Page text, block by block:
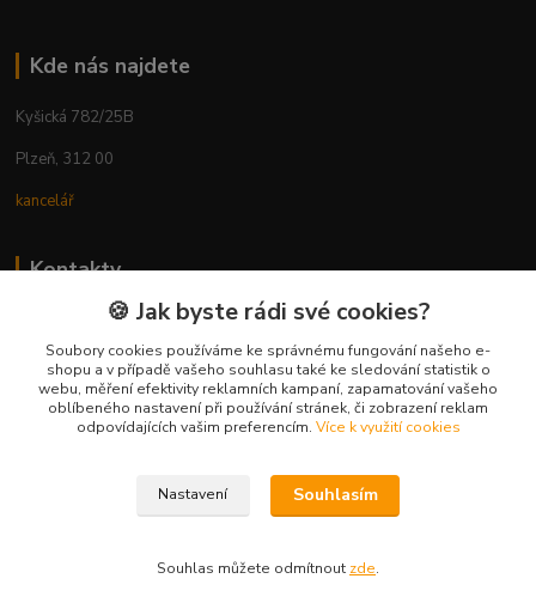
Kde nás najdete
Kyšická 782/25B
Plzeň, 312 00
kancelář
Kontakty
Ing. Michal Vaněk
+420 603 332 100
(Po-Pá, 10-17 hod.)
info@vyhodnynakup.eu
🍪 Jak byste rádi své cookies?
Soubory cookies používáme ke správnému fungování našeho e-
shopu a v případě vašeho souhlasu také ke sledování statistik o
webu, měření efektivity reklamních kampaní, zapamatování vašeho
oblíbeného nastavení při používání stránek, či zobrazení reklam
odpovídajících vašim preferencím. Více k využití cookies
Nastavení Souhlasím
Souhlas můžete odmítnout zde.